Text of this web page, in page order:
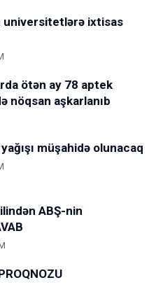
universitetlərə ixtisas
ötən ay 78 aptek
nöqsan aşkarlanıb
müşahidə olunacaq
ABŞ-nin